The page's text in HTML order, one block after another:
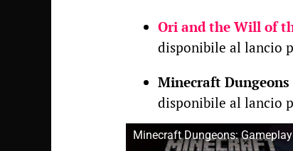
Ori and the Will of
disponibile al lancio
Minecraft Dungeons
disponibile al lancio
Minecraft Dungeons: